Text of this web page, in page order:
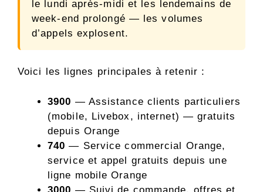
le lundi après-midi et les lendemains de
week-end prolongé — les volumes
d’appels explosent.
Voici les lignes principales à retenir :
3900 — Assistance clients particuliers
(mobile, Livebox, internet) — gratuits
depuis Orange
740 — Service commercial Orange,
service et appel gratuits depuis une
ligne mobile Orange